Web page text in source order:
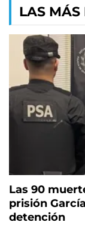
LAS MÁS
Las 90
prisión
detención